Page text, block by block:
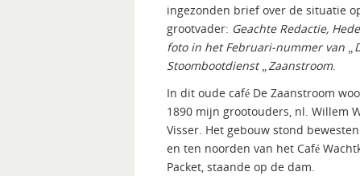
ingezonden brief over de situatie
grootvader: Geachte Redactie,
foto in het Februari-nummer van
Stoombootdienst „Zaanstroom.
In dit oude café De Zaanstroom
1890 mijn grootouders, nl. Willem
Visser. Het gebouw stond
en ten noorden van het Café
Packet, staande op de dam.